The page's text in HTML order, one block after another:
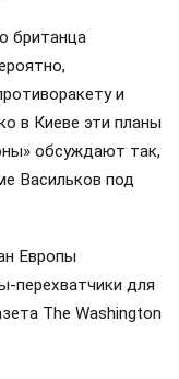
британца
и
в Киеве эти планы
обсуждают так,
Васильков под
Европы
перехватчики для
The Washington